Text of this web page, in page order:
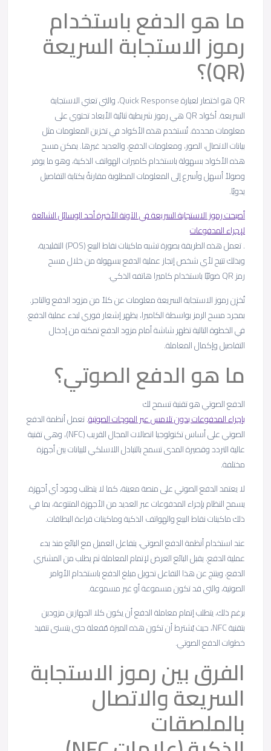
ما هو الدفع باستخدام
رموز الاستجابة السريعة
(QR)؟
QR هو اختصار لعبارة Quick Response، والتي تعني الاستجابة
السريعة. أكواد QR هي رموز شريطية ثنائية الأبعاد تحتوي على
معلومات محددة. تُستخدم هذه الأكواد في تخزين المعلومات مثل
بيانات الاتصال، الصور، ومعلومات الدفع، والعديد غيرها. يمكن مسح
هذه الأكواد بسهولة باستخدام كاميرات الهواتف الذكية، وهو ما يوفر
وصولاً أسهل وأسرع إلى المعلومات المطلوبة مقارنةً بكتابة التفاصيل
يدويًا.
أصبحت رموز الاستجابة السريعة في الآونة الأخيرة أحد الوسائل الشائعة
لإجراء المدفوعات
. تعمل هذه الطريقة بصورة تشبه ماكينات نقاط البيع (POS) التقليدية،
وبذلك تتيح لأي شخص إنجاز عملية الدفع بسهولة من خلال مسح
رمز QR ضوئيًا باستخدام كاميرا هاتفه الذكي.
تُخزِن رموز الاستجابة السريعة معلومات عن كلاً من مزود الدفع والتاجر.
بمجرد مسح الرمز بواسطة الكاميرا، يظهر إشعار فوري لبدء عملية الدفع.
في الخطوة التالية تظهر شاشة أمام مزود الدفع تمكنه من إدخال
التفاصيل وإكمال المعاملة.
ما هو الدفع الصوتي؟
الدفع الصوتي هو تقنية تسمح لك
بإجراء المدفوعات بدون تلامس عبر الموجات الصوتية. تعمل أنظمة الدفع
الصوتي على أساس تكنولوجيا اتصالات المجال القريب (NFC)، وهي تقنية
عالية التردد وقصيرة المدى تسمح بالتبادل اللاسلكي للبيانات بين أجهزة
مختلفة.
لا يعتمد الدفع الصوتي على منصة معينة، كما لا يتطلب وجود أي أجهزة.
يسمح النظام بإجراء المدفوعات عبر العديد من الأجهزة المتنوعة، بما في
ذلك ماكينات نقاط البيع والهواتف الذكية وماكينات قراءة البطاقات.
عند استخدام أنظمة الدفع الصوتي، يتفاعل العميل مع البائع منذ بدء
عملية الدفع. يقبل البائع العرض لإتمام المعاملة ثم يطلب من المشتري
الدفع، وينتج عن هذا التفاعل تحويل مبلغ الدفع باستخدام الأوامر
الصوتية، والتي قد تكون مسموعة أو غير مسموعة.
برغم ذلك، يتطلب إتمام معاملة الدفع أن يكون كلا الجهازين مزودين
بتقنية NFC، حيث يُشترط أن تكون هذه الميزة مُفعلة حتى يتسنى تنفيذ
خطوات الدفع الصوتي.
الفرق بين رموز الاستجابة
السريعة والاتصال
بالملصقات